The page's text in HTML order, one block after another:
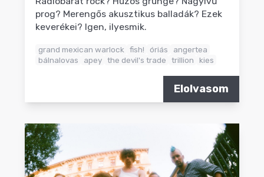
prog? Merengős akusztikus balladák? Ezek
keverékei? Igen, ilyesmik.
grand mexican warlock fish! óriás
angertea
bálnalovas
apey the devil's trade trillion kies
Elolvasom